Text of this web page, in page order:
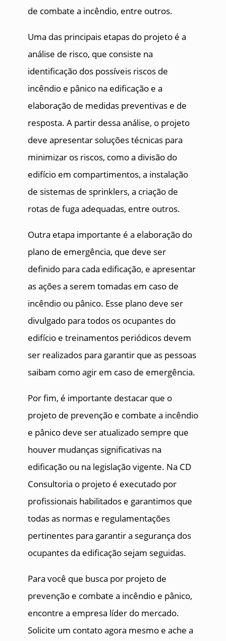
de combate a incêndio, entre outros.
Uma das principais etapas do projeto é a
análise de risco, que consiste na
identificação dos possíveis riscos de
incêndio e pânico na edificação e a
elaboração de medidas preventivas e de
resposta. A partir dessa análise, o projeto
deve apresentar soluções técnicas para
minimizar os riscos, como a divisão do
edifício em compartimentos, a instalação
de sistemas de sprinklers, a criação de
rotas de fuga adequadas, entre outros.
Outra etapa importante é a elaboração do
plano de emergência, que deve ser
definido para cada edificação, e apresentar
as ações a serem tomadas em caso de
incêndio ou pânico. Esse plano deve ser
divulgado para todos os ocupantes do
edifício e treinamentos periódicos devem
ser realizados para garantir que as pessoas
saibam como agir em caso de emergência.
Por fim, é importante destacar que o
projeto de prevenção e combate a incêndio
e pânico deve ser atualizado sempre que
houver mudanças significativas na
edificação ou na legislação vigente. Na CD
Consultoria o projeto é executado por
profissionais habilitados e garantimos que
todas as normas e regulamentações
pertinentes para garantir a segurança dos
ocupantes da edificação sejam seguidas.
Para você que busca por projeto de
prevenção e combate a incêndio e pânico,
encontre a empresa líder do mercado.
Solicite um contato agora mesmo e ache a